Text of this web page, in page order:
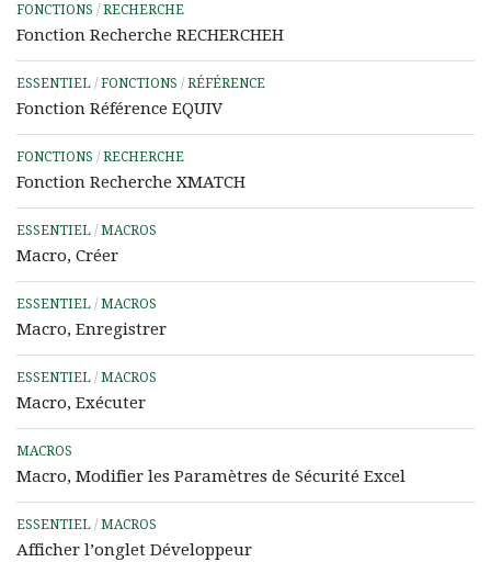
FONCTIONS / RECHERCHE
Fonction Recherche RECHERCHEH
ESSENTIEL / FONCTIONS / RÉFÉRENCE
Fonction Référence EQUIV
FONCTIONS / RECHERCHE
Fonction Recherche XMATCH
ESSENTIEL / MACROS
Macro, Créer
ESSENTIEL / MACROS
Macro, Enregistrer
ESSENTIEL / MACROS
Macro, Exécuter
MACROS
Macro, Modifier les Paramètres de Sécurité Excel
ESSENTIEL / MACROS
Afficher l’onglet Développeur